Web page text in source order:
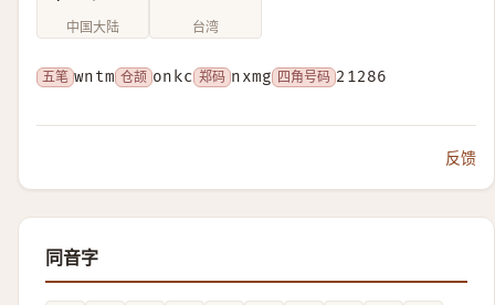
中国大陆 台湾
五笔 wntm 仓颉 onkc 郑码 nxmg 四角号码 21286
反馈
同音字